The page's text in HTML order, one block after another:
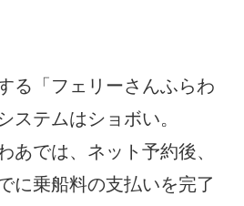
る「フェリーさんふらわ
ステムはショボい。
あでは、ネット予約後、
に乗船料の支払いを完了